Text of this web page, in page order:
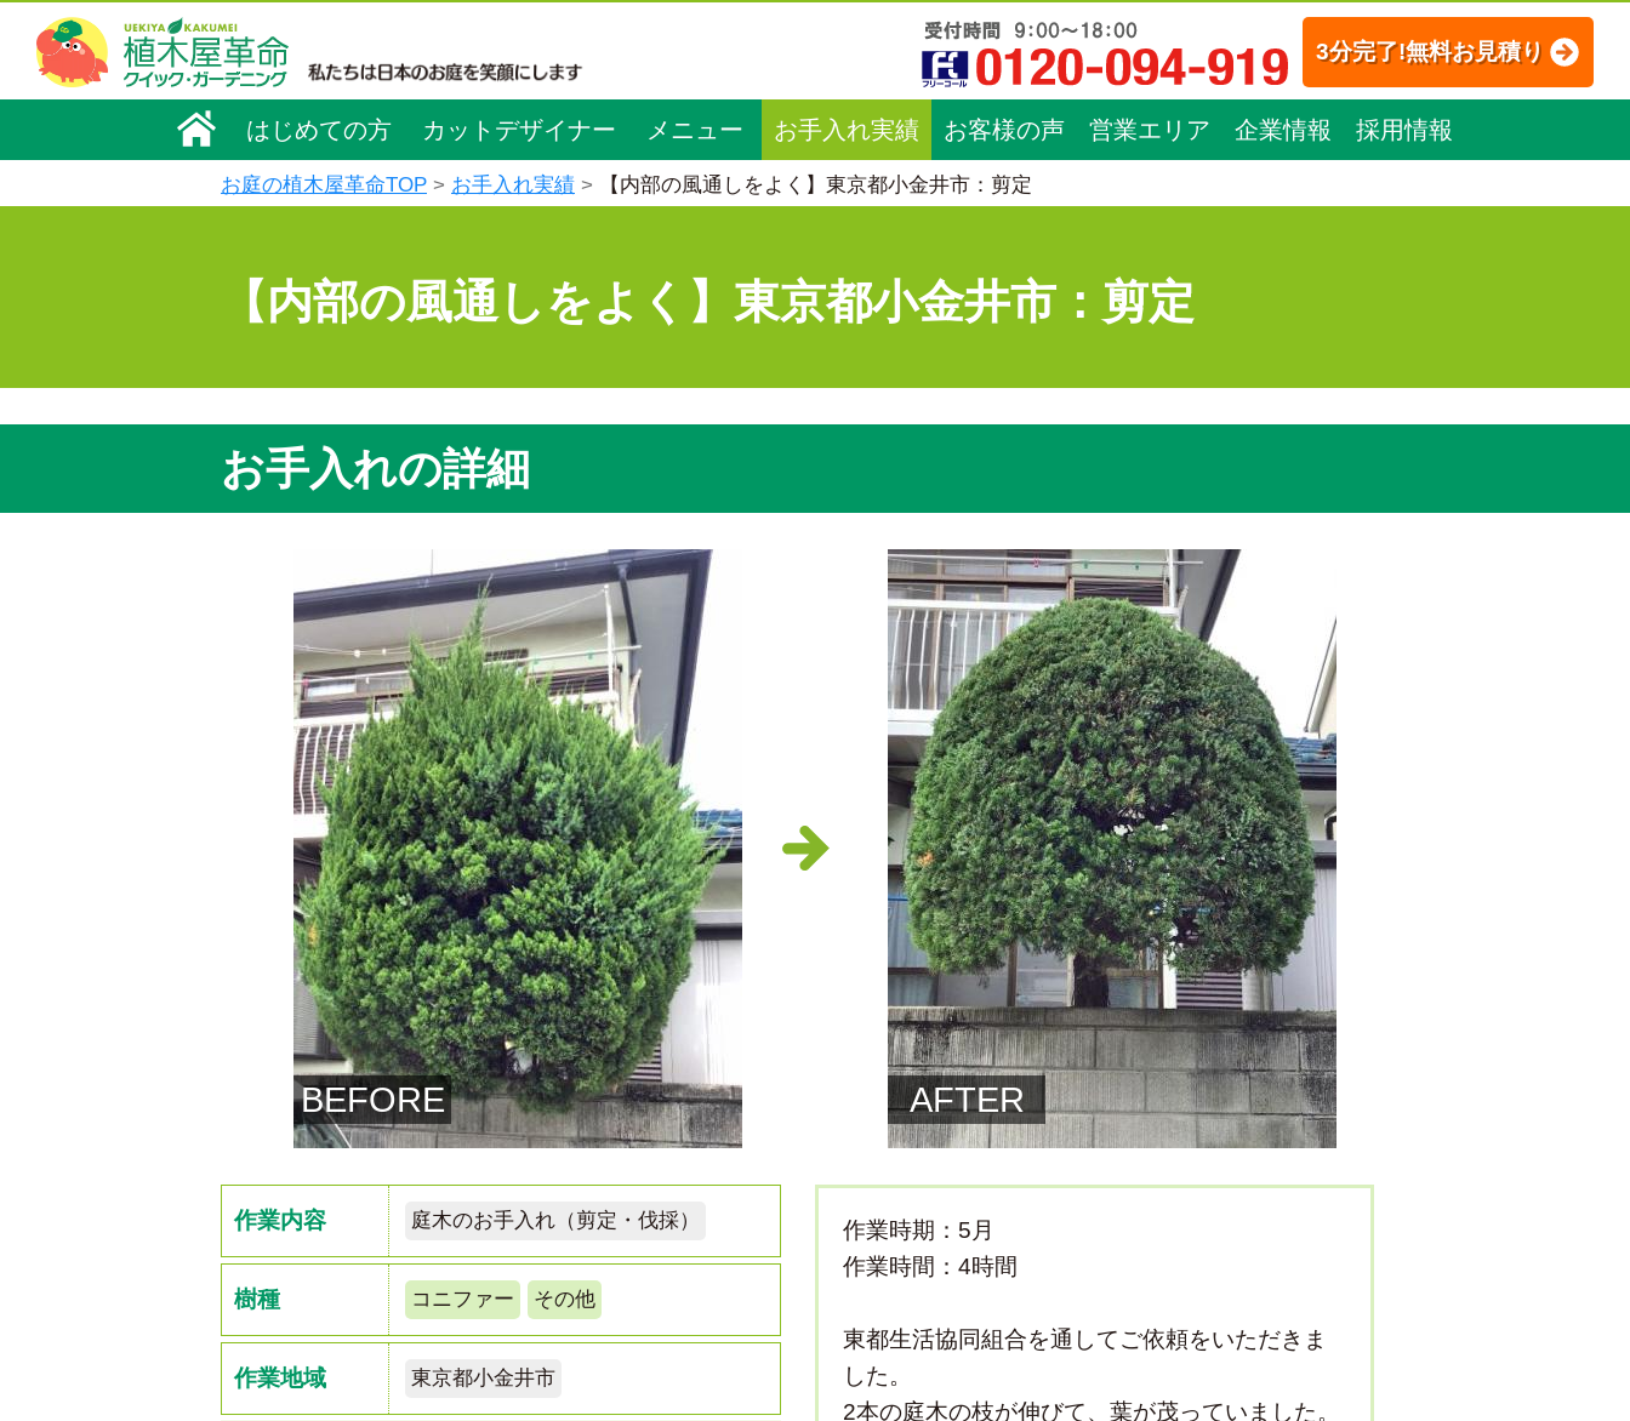
3分完了!無料お見積り
はじめての方 カットデザイナー メニュー お手入れ実績 お客様の声 営業エリア 企業情報 採用情報
お庭の植木屋革命TOP お手入れ実績 【内部の風通しをよく】東京都小金井市：剪定
【内部の風通しをよく】東京都小金井市：剪定
お手入れの詳細
BEFORE AFTER
作業内容 庭木のお手入れ（剪定・伐採）
樹種 コニファー その他
作業地域 東京都小金井市
作業時期：5月
作業時間：4時間
東都生活協同組合を通してご依頼をいただきま
した。
2本の庭木の枝が伸びて、葉が茂っていました。